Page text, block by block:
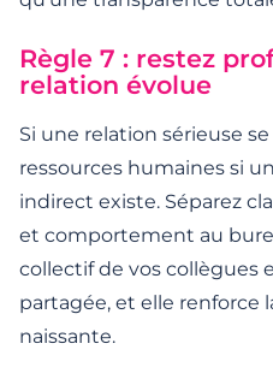
Règle 7 : restez
relation évolue
Si une relation sérieuse
ressources humaines si
indirect existe. Séparez
et comportement au
collectif de vos collègues
partagée, et elle renforce
naissante.